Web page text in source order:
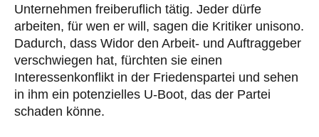
Unternehmen freiberuflich tätig. Jeder dürfe
arbeiten, für wen er will, sagen die Kritiker unisono.
Dadurch, dass Widor den Arbeit- und Auftraggeber
verschwiegen hat, fürchten sie einen
Interessenkonflikt in der Friedenspartei und sehen
in ihm ein potenzielles U-Boot, das der Partei
schaden könne.